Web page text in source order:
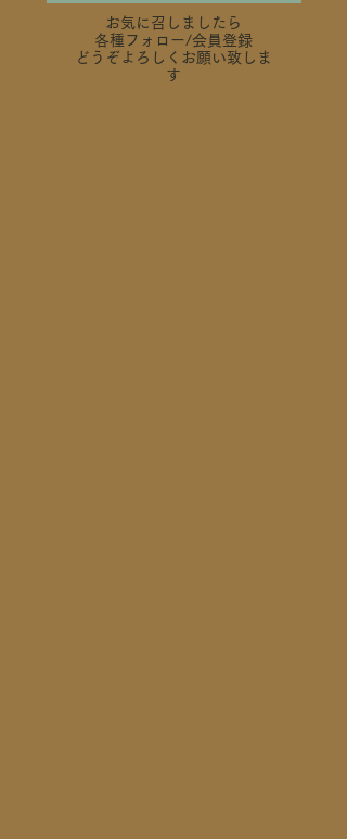
お気に召しましたら
各種フォロー/会員登録
どうぞよろしくお願い致しま
す